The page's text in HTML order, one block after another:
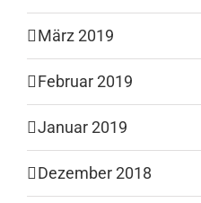
März 2019
Februar 2019
Januar 2019
Dezember 2018